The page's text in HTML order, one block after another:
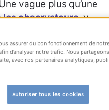
vague plus qu’une
les observateurs, y
de
RH : au-delà de
assurer du bon fonctionnement de
d’analyser notre trafic. Nous
avec nos partenaires analytiques,
Autoriser tous les cookies